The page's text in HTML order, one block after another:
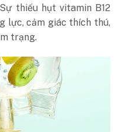
thiếu hụt vitamin B12
lực, cảm giác thích thú,
trạng.